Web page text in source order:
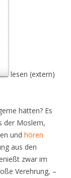
lesen (extern)
hätten? Es
der Moslem,
und hören
aus den
zwar im
Verehrung, –